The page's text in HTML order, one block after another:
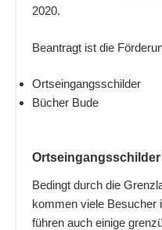
2020.
Beantragt ist die
Ortseingangsschilder
Bücher Bude
Ortseingangsschilder
Bedingt durch die
kommen viele Besucher
führen auch einige